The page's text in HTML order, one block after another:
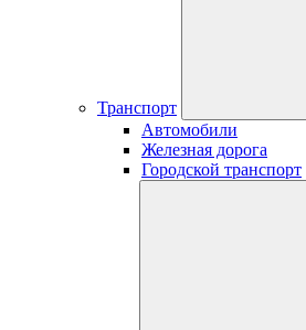
Транспорт
Автомобили
Железная дорога
Городской транспорт